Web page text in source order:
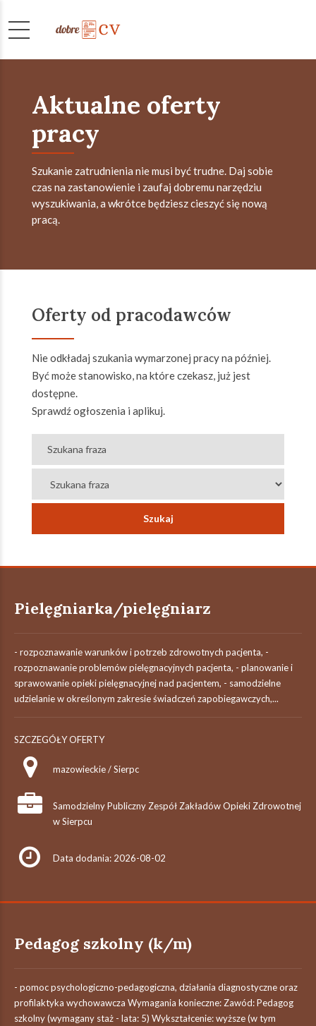
Aktualne oferty
pracy
Szukanie zatrudnienia nie musi być trudne. Daj sobie
czas na zastanowienie i zaufaj dobremu narzędziu
wyszukiwania, a wkrótce będziesz cieszyć się nową
pracą.
Oferty od pracodawców
Nie odkładaj szukania wymarzonej pracy na później.
Być może stanowisko, na które czekasz, już jest
dostępne.
Sprawdź ogłoszenia i aplikuj.
Pielęgniarka/pielęgniarz
- rozpoznawanie warunków i potrzeb zdrowotnych pacjenta, -
rozpoznawanie problemów pielęgnacyjnych pacjenta, - planowanie i
sprawowanie opieki pielęgnacyjnej nad pacjentem, - samodzielne
udzielanie w określonym zakresie świadczeń zapobiegawczych,...
SZCZEGÓŁY OFERTY
mazowieckie / Sierpc
Samodzielny Publiczny Zespół Zakładów Opieki Zdrowotnej
w Sierpcu
Data dodania: 2026-08-02
Pedagog szkolny (k/m)
- pomoc psychologiczno-pedagogiczna, działania diagnostyczne oraz
profilaktyka wychowawcza Wymagania konieczne: Zawód: Pedagog
szkolny (wymagany staż - lata: 5) Wykształcenie: wyższe (w tym